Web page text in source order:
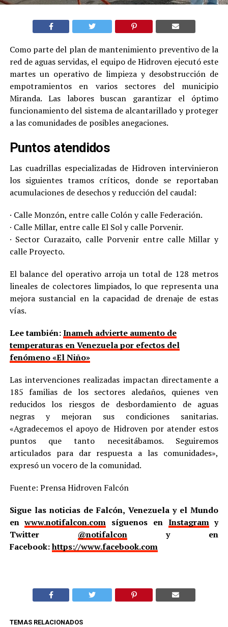
Como parte del plan de mantenimiento preventivo de la
red de aguas servidas, el equipo de Hidroven ejecutó este
martes un operativo de limpieza y desobstrucción de
empotramientos en varios sectores del municipio
Miranda. Las labores buscan garantizar el óptimo
funcionamiento del sistema de alcantarillado y proteger
a las comunidades de posibles anegaciones.
Puntos atendidos
Las cuadrillas especializadas de Hidroven intervinieron
los siguientes tramos críticos, donde se reportaban
acumulaciones de desechos y reducción del caudal:
· Calle Monzón, entre calle Colón y calle Federación.
· Calle Millar, entre calle El Sol y calle Porvenir.
· Sector Curazaito, calle Porvenir entre calle Millar y
calle Proyecto.
El balance del operativo arroja un total de 128 metros
lineales de colectores limpiados, lo que representa una
mejora sustancial en la capacidad de drenaje de estas
vías.
Lee también:Inameh advierte aumento de
temperaturas en Venezuela por efectos del
fenómeno «El Niño»
Las intervenciones realizadas impactan directamente a
185 familias de los sectores aledaños, quienes ven
reducidos los riesgos de desbordamiento de aguas
negras y mejoran sus condiciones sanitarias.
«Agradecemos el apoyo de Hidroven por atender estos
puntos que tanto necesitábamos. Seguiremos
articulados para dar respuesta a las comunidades»,
expresó un vocero de la comunidad.
Fuente: Prensa Hidroven Falcón
Sigue las noticias de Falcón, Venezuela y el Mundo
enwww.notifalcon.com síguenos en Instagramy
Twitter @notifalcony en
Facebook:https://www.facebook.com
TEMAS RELACIONADOS